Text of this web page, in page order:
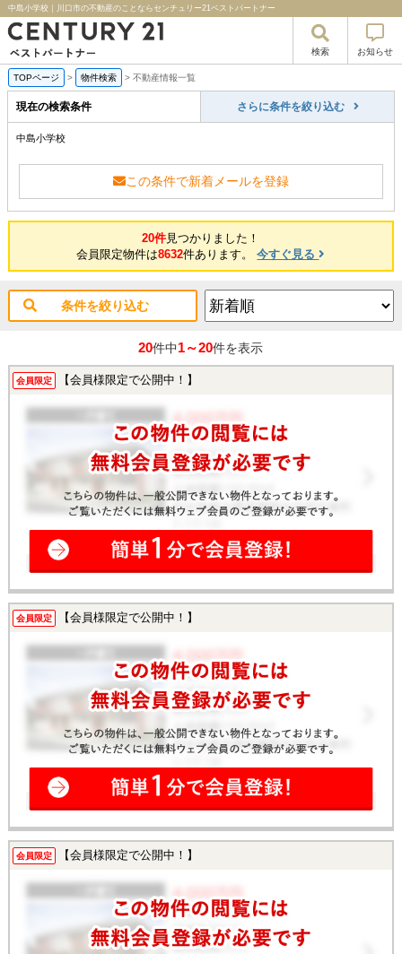
中島小学校｜川口市の不動産のことならセンチュリー21ベストパートナー
検索 お知らせ
TOPページ > 物件検索 > 不動産情報一覧
現在の検索条件 さらに条件を絞り込む
中島小学校
この条件で新着メールを登録
20件見つかりました！
会員限定物件は8632件あります。今すぐ見る
条件を絞り込む
20件中1～20件を表示
会員限定 【会員様限定で公開中！】
会員限定 【会員様限定で公開中！】
会員限定 【会員様限定で公開中！】